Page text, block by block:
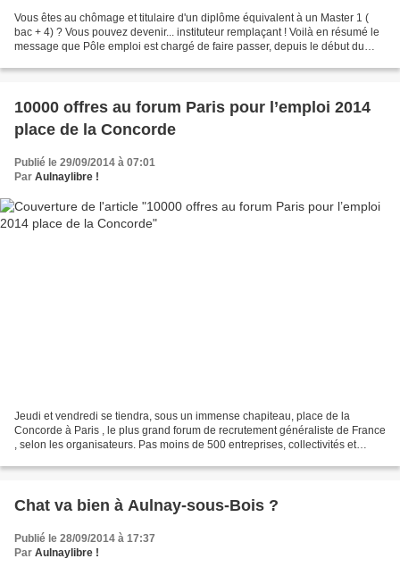
Vous êtes au chômage et titulaire d'un diplôme équivalent à un Master 1 (
bac + 4) ? Vous pouvez devenir... instituteur remplaçant ! Voilà en résumé le
message que Pôle emploi est chargé de faire passer, depuis le début du
10000 offres au forum Paris pour l’emploi 2014
place de la Concorde
Publié le 29/09/2014 à 07:01
Par Aulnaylibre !
Jeudi et vendredi se tiendra, sous un immense chapiteau, place de la
Concorde à Paris , le plus grand forum de recrutement généraliste de France
, selon les organisateurs. Pas moins de 500 entreprises, collectivités et
Chat va bien à Aulnay-sous-Bois ?
Publié le 28/09/2014 à 17:37
Par Aulnaylibre !